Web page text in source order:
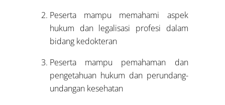
Peserta mampu memahami aspek
hukum dan legalisasi profesi dalam
bidang kedokteran
Peserta mampu pemahaman dan
pengetahuan hukum dan perundang-
undangan kesehatan